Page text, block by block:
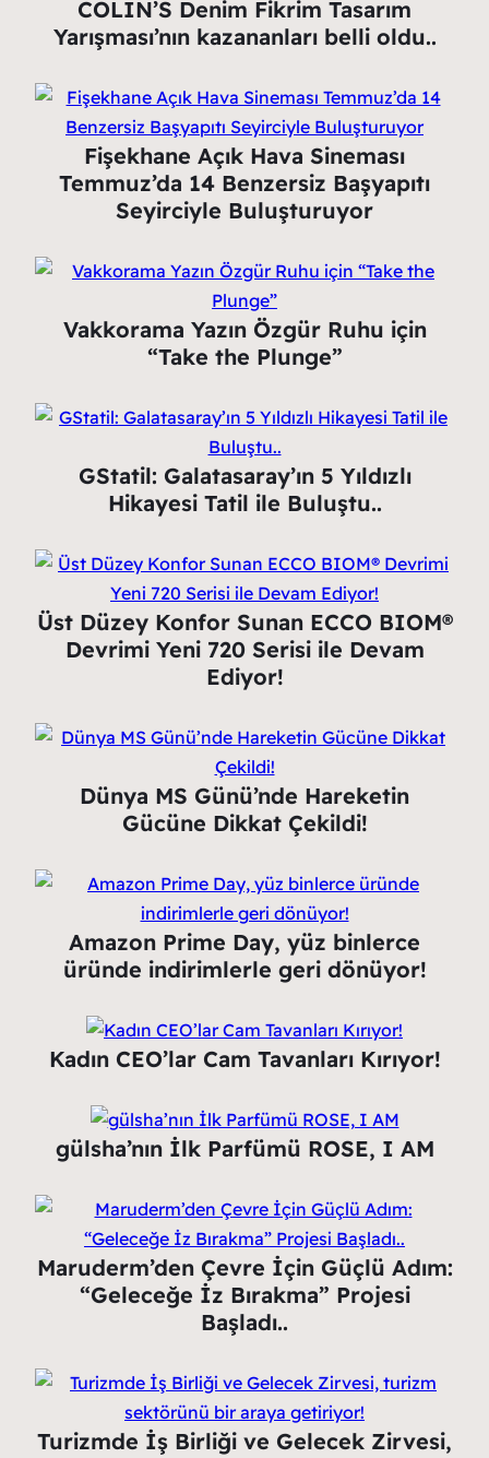
COLIN’S Denim Fikrim Tasarım
Yarışması’nın kazananları belli oldu..
Fişekhane Açık Hava Sineması
Temmuz’da 14 Benzersiz Başyapıtı
Seyirciyle Buluşturuyor
Vakkorama Yazın Özgür Ruhu için
“Take the Plunge”
GStatil: Galatasaray’ın 5 Yıldızlı
Hikayesi Tatil ile Buluştu..
Üst Düzey Konfor Sunan ECCO BIOM®
Devrimi Yeni 720 Serisi ile Devam
Ediyor!
Dünya MS Günü’nde Hareketin
Gücüne Dikkat Çekildi!
Amazon Prime Day, yüz binlerce
üründe indirimlerle geri dönüyor!
Kadın CEO’lar Cam Tavanları Kırıyor!
gülsha’nın İlk Parfümü ROSE, I AM
Maruderm’den Çevre İçin Güçlü Adım:
“Geleceğe İz Bırakma” Projesi
Başladı..
Turizmde İş Birliği ve Gelecek Zirvesi,